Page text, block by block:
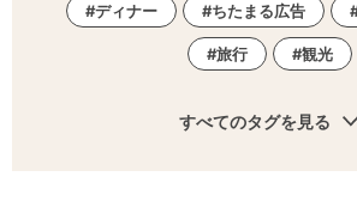
ディナー ちたまる広告
旅行 観光
すべてのタグを見る